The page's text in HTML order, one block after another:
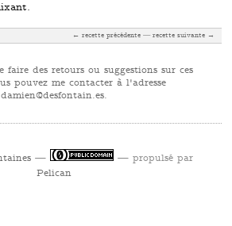
← recette précédente recette suivante →
faire des retours ou suggestions sur ces
pouvez me contacter à l'adresse
se.niatnofsed@neimad.
—
— propulsé par
Pelican